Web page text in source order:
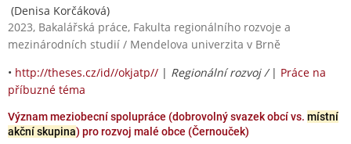
(Denisa Korčáková)
2023, Bakalářská práce, Fakulta regionálního rozvoje a
mezinárodních studií / Mendelova univerzita v Brně
• http://theses.cz/id//okjatp// | Regionální rozvoj / | Práce na
příbuzné téma
Význam meziobecní spolupráce (dobrovolný svazek obcí vs. místní
akční skupina) pro rozvoj malé obce (Černouček)